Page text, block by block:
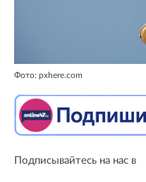
Фото: pxhere.com
Подписывайтесь на нас в